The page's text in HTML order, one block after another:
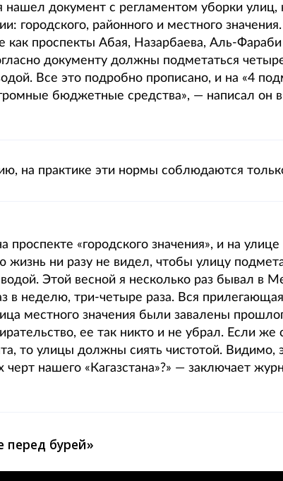
нашел документ с регламентом уборки
городского, районного и местного
как проспекты Абая, Назарбаева, Аль-
документу должны подметаться
Все это подробно прописано, и на «4
бюджетные средства», — написал он
на практике эти нормы соблюдаются
проспекте «городского значения», и на улице
жизнь ни разу не видел, чтобы улицу
Этой весной я несколько раз бывал в
в неделю, три-четыре раза. Вся
местного значения были завалены
ее так никто и не убрал. Если
то улицы должны сиять чистотой. Видимо,
черт нашего «Кагазстана»?» — заключает
бурей»